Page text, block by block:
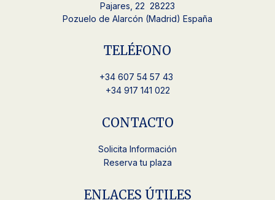
Pajares, 22 28223
Pozuelo de Alarcón (Madrid) España
TELÉFONO
+34 607 54 57 43
+34 917 141 022
CONTACTO
Solicita Información
Reserva tu plaza
ENLACES ÚTILES